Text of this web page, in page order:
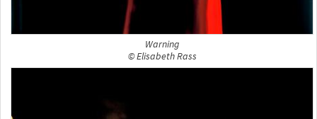
Warning
© Elisabeth Rass